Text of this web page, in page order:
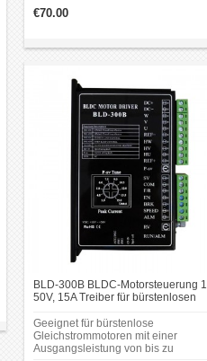
Kompaktes Ø60 mm Gehäuse mit
Passfedernut, geeignet für
€70.00
BLD-300B BLDC-Motorsteuerung
50V, 15A Treiber für bürstenlosen
Geeignet für bürstenlose
Gleichstrommotoren mit einer
Ausgangsleistung von bis zu